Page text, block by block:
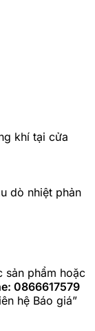
khí tại cửa
dò nhiệt phản
sản phẩm hoặc
0866617579
hệ Báo giá”